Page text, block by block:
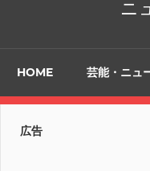
ニ
HOME 芸能・ニュ
広告